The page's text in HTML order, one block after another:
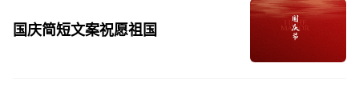
国庆简短文案祝愿祖国